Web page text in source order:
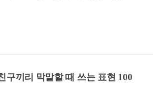
구끼리 막말할 때 쓰는 표현 100